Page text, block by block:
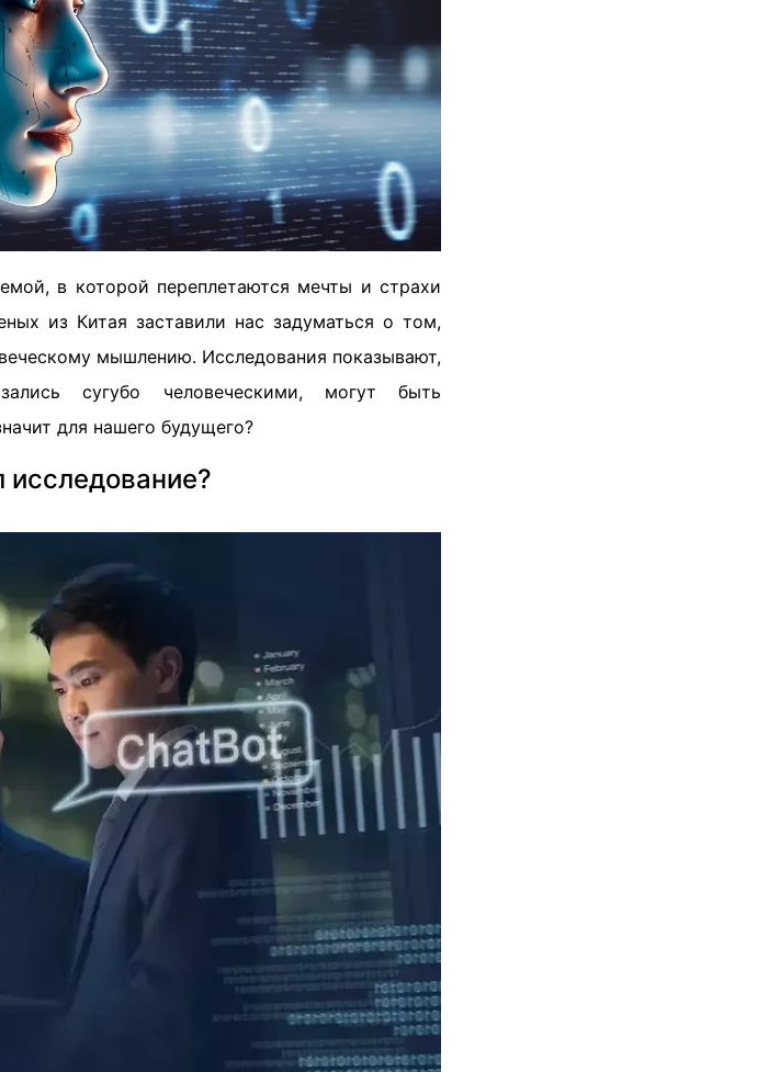
в которой переплетаются мечты и страхи
из Китая заставили нас задуматься о том,
мышлению. Исследования показывают,
сугубо человеческими, могут быть
для нашего будущего?
исследование?